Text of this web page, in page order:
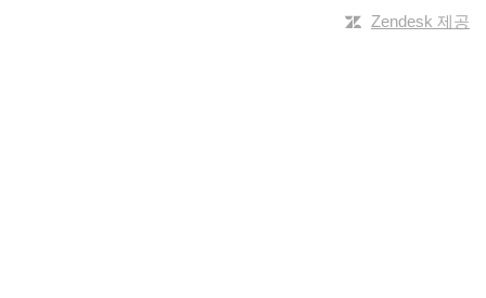
Zendesk 제공